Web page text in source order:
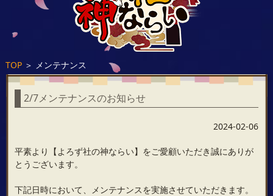
TOP＞ メンテナンス
2/7メンテナンスのお知らせ
2024-02-06
平素より【よろず社の神ならい】をご愛顧いただき誠にありが
とうございます。
下記日時において、メンテナンスを実施させていただきます。